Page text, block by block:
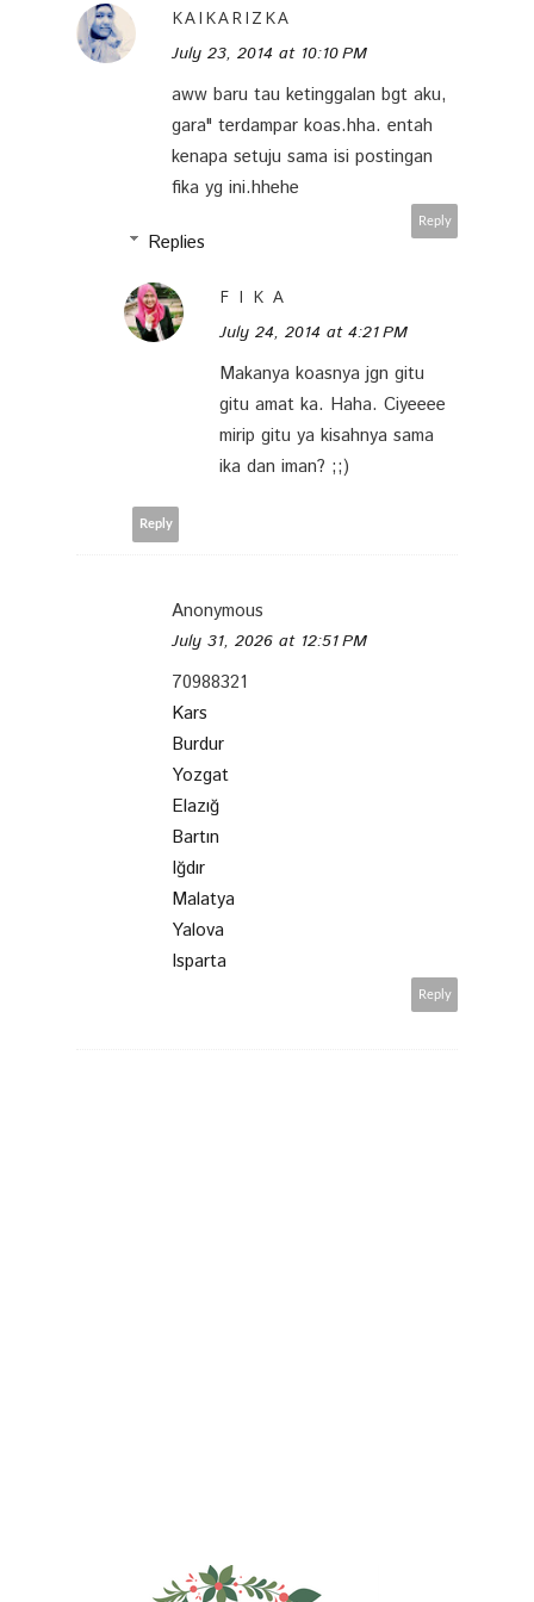
KAIKARIZKA
July 23, 2014 at 10:10 PM
aww baru tau ketinggalan bgt aku,
gara" terdampar koas.hha. entah
kenapa setuju sama isi postingan
fika yg ini.hhehe
Reply
Replies
F I K A
July 24, 2014 at 4:21 PM
Makanya koasnya jgn gitu
gitu amat ka. Haha. Ciyeeee
mirip gitu ya kisahnya sama
ika dan iman? ;;)
Reply
Anonymous
July 31, 2026 at 12:51 PM
70988321
Kars
Burdur
Yozgat
Elazığ
Bartın
Iğdır
Malatya
Yalova
Isparta
Reply